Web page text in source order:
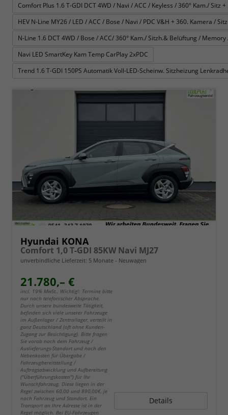
Comfort Plus 1.6 T-GDI DCT 4WD / Navi / ACC / Keyless / 360° Kam./ Sitz
HEV N-Line MY26 / LED / ACC / Bose / Navi / PDC V&H + 360. Kamera /
N-Line 1.6 DCT 4WD / Bose / ACC/ 360° Kam./ Sitzh.& Belüftung /
Navi LED SmartKey Kam Temp CarPlay 2xPDC
Trend 1.6 T-GDI 150PS Automatik Voll-LED-Scheinw. Sitzheizung
Hyundai KONA
Comfort 1,0 T-GDI 85KW Navi MJ27
unverbindliche Lieferzeit: 5 Monate Neuwagen
21.780,– €
incl. 19% MwSt.. Wichtig!: Termine bitte
nur nach telefonischer Absprache.
Durch unsere bundesweite Tätigkeit,
befinden sich viele unserer Fahrzeuge
im Außenlager / Zentrallager, verteilt in
ganz Deutschland (oft ohne Kunden-
Zugang zur Besichtigung). Bitte fragen
Sie vorab nach dem Fahrzeug /
Auslieferungs-Standort und nach den
Nebenkosten für Übergabe /
Fahrzeugbereitstellung /
Auftragsabwicklung und Aufbereitung
("Überführungskosten") für Ihr
Wunschfahrzeug. Diese liegen in der
Regel zwischen 60,00 und 890,00€, je
nach Fahrzeug und Standort. Ein
Transport an Ihre Adresse ist in der
Regel möglich. Bei EU-Fahrzeugen
Details